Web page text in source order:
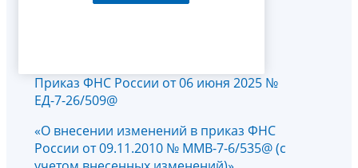
Приказ ФНС России от 06 июня 2025 №
ЕД-7-26/509@
«О внесении изменений в приказ ФНС
России от 09.11.2010 № ММВ-7-6/535@ (с